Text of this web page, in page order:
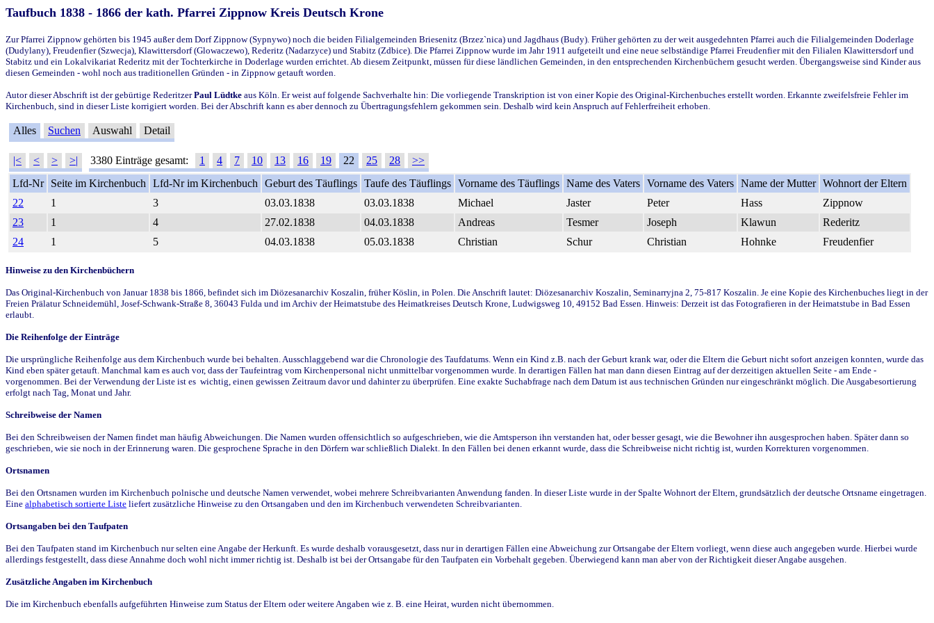
Taufbuch 1838 - 1866 der kath. Pfarrei Zippnow Kreis Deutsch Krone
Zur Pfarrei Zippnow gehörten bis 1945 außer dem Dorf Zippnow (Sypnywo) noch die beiden Filialgemeinden Briesenitz (Brzez`nica) und Jagdhaus (Budy). Früher gehörten zu der weit ausgedehnten Pfarrei auch die Filialgemeinden Doderlage
(Dudylany), Freudenfier (Szwecja), Klawittersdorf (Glowaczewo), Rederitz (Nadarzyce) und Stabitz (Zdbice). Die Pfarrei Zippnow wurde im Jahr 1911 aufgeteilt und eine neue selbständige Pfarrei Freudenfier mit den Filialen Klawittersdorf und
Stabitz und ein Lokalvikariat Rederitz mit der Tochterkirche in Doderlage wurden errichtet. Ab diesem Zeitpunkt, müssen für diese ländlichen Gemeinden, in den entsprechenden Kirchenbüchern gesucht werden. Übergangsweise sind Kinder aus
diesen Gemeinden - wohl noch aus traditionellen Gründen - in Zippnow getauft worden.
Autor dieser Abschrift ist der gebürtige RederitzerPaul Lüdtke aus Köln. Er weist auf folgende Sachverhalte hin: Die vorliegende Transkription ist von einer Kopie des Original-Kirchenbuches erstellt worden. Erkannte zweifelsfreie Fehler im
Kirchenbuch, sind in dieser Liste korrigiert worden. Bei der Abschrift kann es aber dennoch zu Übertragungsfehlern gekommen sein. Deshalb wird kein Anspruch auf Fehlerfreiheit erhoben.
Alles Suchen Auswahl Detail
|< < > >| 3380 Einträge gesamt: 1 4 7 10 13 16 19 22 25 28
>>
Lfd-Nr
Seite im Kirchenbuch Lfd-Nr im Kirchenbuch Geburt des Täuflings Taufe des Täuflings Vorname des Täuflings Name des Vaters Vorname des Vaters Name der Mutter Wohnort der Eltern
22
1 3 03.03.1838 03.03.1838 Michael Jaster Peter Hass
Zippnow
23
1 4 27.02.1838 04.03.1838 Andreas Tesmer Joseph Klawun
Rederitz
24
1 5 04.03.1838 05.03.1838 Christian Schur Christian Hohnke Freudenfier
Hinweise zu den Kirchenbüchern
Das Original-Kirchenbuch von Januar 1838 bis 1866, befindet sich im Diözesanarchiv Koszalin, früher Köslin, in Polen. Die Anschrift lautet: Diözesanarchiv Koszalin, Seminarryjna 2, 75-817 Koszalin. Je eine Kopie des Kirchenbuches liegt in der
Freien Prälatur Schneidemühl, Josef-Schwank-Straße 8, 36043 Fulda und im Archiv der Heimatstube des Heimatkreises Deutsch Krone, Ludwigsweg 10, 49152 Bad Essen. Hinweis: Derzeit ist das Fotografieren in der Heimatstube in Bad Essen
erlaubt.
Die Reihenfolge der Einträge
Die ursprüngliche Reihenfolge aus dem Kirchenbuch wurde bei behalten. Ausschlaggebend war die Chronologie des Taufdatums. Wenn ein Kind z.B. nach der Geburt krank war, oder die Eltern die Geburt nicht sofort anzeigen konnten, wurde das
Kind eben später getauft. Manchmal kam es auch vor, dass der Taufeintrag vom Kirchenpersonal nicht unmittelbar vorgenommen wurde. In derartigen Fällen hat man dann diesen Eintrag auf der derzeitigen aktuellen Seite - am Ende -
vorgenommen. Bei der Verwendung der Liste ist es wichtig, einen gewissen Zeitraum davor und dahinter zu überprüfen. Eine exakte Suchabfrage nach dem Datum ist aus technischen Gründen nur eingeschränkt möglich. Die Ausgabesortierung
erfolgt nach Tag, Monat und Jahr.
Schreibweise der Namen
Bei den Schreibweisen der Namen findet man häufig Abweichungen. Die Namen wurden offensichtlich so aufgeschrieben, wie die Amtsperson ihn verstanden hat, oder besser gesagt, wie die Bewohner ihn ausgesprochen haben. Später dann so
geschrieben, wie sie noch in der Erinnerung waren. Die gesprochene Sprache in den Dörfern war schließlich Dialekt. In den Fällen bei denen erkannt wurde, dass die Schreibweise nicht richtig ist, wurden Korrekturen vorgenommen.
Ortsnamen
Bei den Ortsnamen wurden im Kirchenbuch polnische und deutsche Namen verwendet, wobei mehrere Schreibvarianten Anwendung fanden. In dieser Liste wurde in der Spalte Wohnort der Eltern, grundsätzlich der deutsche Ortsname eingetragen.
Eine alphabetisch sortierte Liste liefert zusätzliche Hinweise zu den Ortsangaben und den im Kirchenbuch verwendeten Schreibvarianten.
Ortsangaben bei den Taufpaten
Bei den Taufpaten stand im Kirchenbuch nur selten eine Angabe der Herkunft. Es wurde deshalb vorausgesetzt, dass nur in derartigen Fällen eine Abweichung zur Ortsangabe der Eltern vorliegt, wenn diese auch angegeben wurde. Hierbei wurde
allerdings festgestellt, dass diese Annahme doch wohl nicht immer richtig ist. Deshalb ist bei der Ortsangabe für den Taufpaten ein Vorbehalt gegeben. Überwiegend kann man aber von der Richtigkeit dieser Angabe ausgehen.
Zusätzliche Angaben im Kirchenbuch
Die im Kirchenbuch ebenfalls aufgeführten Hinweise zum Status der Eltern oder weitere Angaben wie z. B. eine Heirat, wurden nicht übernommen.